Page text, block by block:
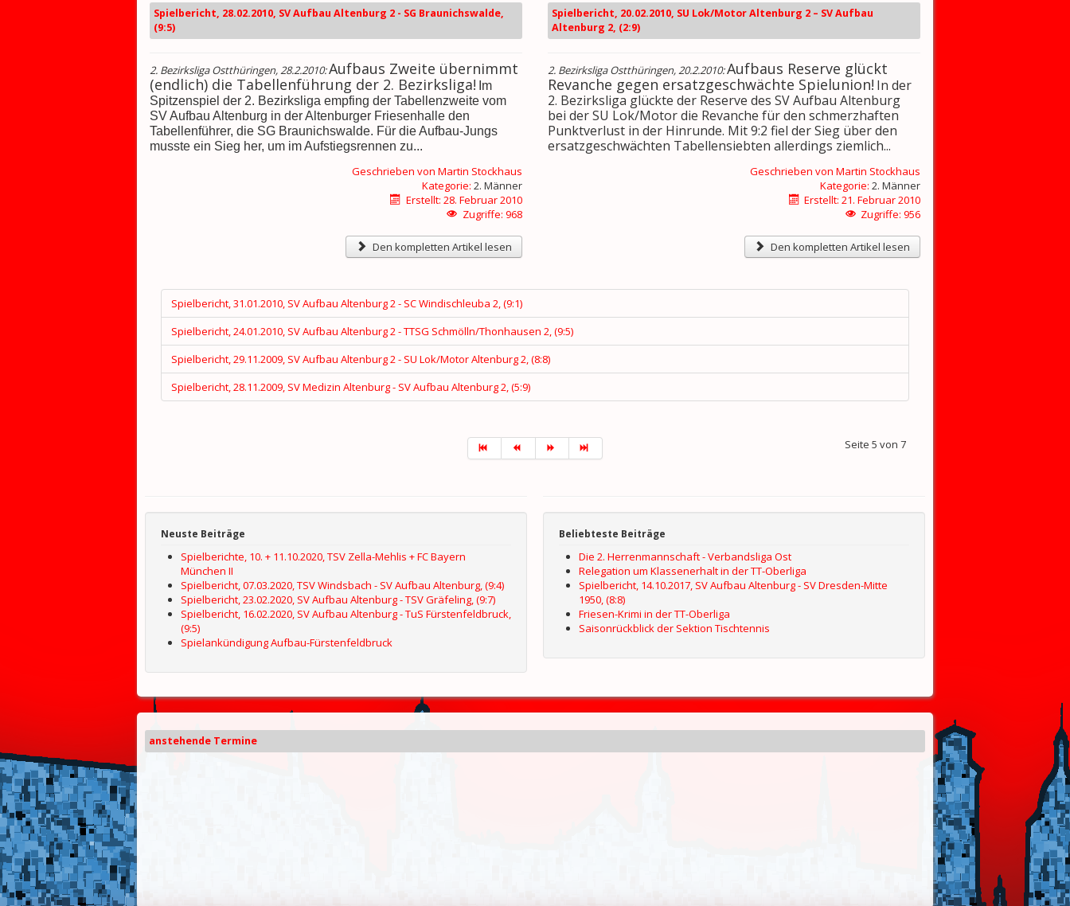
Spielbericht, 28.02.2010, SV Aufbau Altenburg 2 - SG Braunichswalde,
(9:5)
2. Bezirksliga Ostthüringen, 28.2.2010:Aufbaus Zweite übernimmt
(endlich) die Tabellenführung der 2. Bezirksliga! Im
Spitzenspiel der 2. Bezirksliga empfing der Tabellenzweite vom
SV Aufbau Altenburg in der Altenburger Friesenhalle den
Tabellenführer, die SG Braunichswalde. Für die Aufbau-Jungs
musste ein Sieg her, um im Aufstiegsrennen zu...
Geschrieben von Martin Stockhaus
Kategorie: 2. Männer
Erstellt: 28. Februar 2010
Zugriffe: 968
Den kompletten Artikel lesen
Spielbericht, 20.02.2010, SU Lok/Motor Altenburg 2 – SV Aufbau
Altenburg 2, (2:9)
2. Bezirksliga Ostthüringen, 20.2.2010:Aufbaus Reserve glückt
Revanche gegen ersatzgeschwächte Spielunion! In der
2. Bezirksliga glückte der Reserve des SV Aufbau Altenburg
bei der SU Lok/Motor die Revanche für den schmerzhaften
Punktverlust in der Hinrunde. Mit 9:2 fiel der Sieg über den
ersatzgeschwächten Tabellensiebten allerdings ziemlich...
Geschrieben von Martin Stockhaus
Kategorie: 2. Männer
Erstellt: 21. Februar 2010
Zugriffe: 956
Den kompletten Artikel lesen
Spielbericht, 31.01.2010, SV Aufbau Altenburg 2 - SC Windischleuba 2, (9:1)
Spielbericht, 24.01.2010, SV Aufbau Altenburg 2 - TTSG Schmölln/Thonhausen 2, (9:5)
Spielbericht, 29.11.2009, SV Aufbau Altenburg 2 - SU Lok/Motor Altenburg 2, (8:8)
Spielbericht, 28.11.2009, SV Medizin Altenburg - SV Aufbau Altenburg 2, (5:9)
Seite 5 von 7
Neuste Beiträge
Spielberichte, 10. + 11.10.2020, TSV Zella-Mehlis + FC Bayern
München II
Spielbericht, 07.03.2020, TSV Windsbach - SV Aufbau Altenburg, (9:4)
Spielbericht, 23.02.2020, SV Aufbau Altenburg - TSV Gräfeling, (9:7)
Spielbericht, 16.02.2020, SV Aufbau Altenburg - TuS Fürstenfeldbruck,
(9:5)
Spielankündigung Aufbau-Fürstenfeldbruck
Beliebteste Beiträge
Die 2. Herrenmannschaft - Verbandsliga Ost
Relegation um Klassenerhalt in der TT-Oberliga
Spielbericht, 14.10.2017, SV Aufbau Altenburg - SV Dresden-Mitte
1950, (8:8)
Friesen-Krimi in der TT-Oberliga
Saisonrückblick der Sektion Tischtennis
anstehende Termine